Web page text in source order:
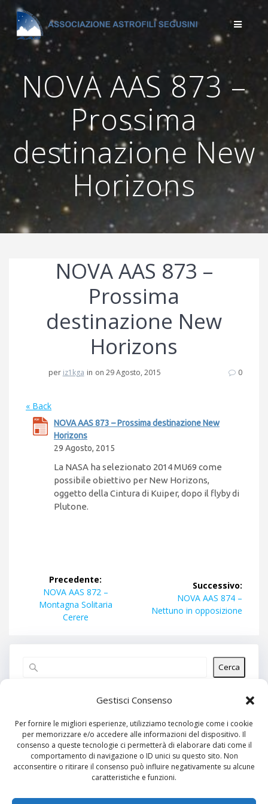
Gestisci Consenso
Per fornire le migliori esperienze, utilizziamo tecnologie come i cookie
per memorizzare e/o accedere alle informazioni del dispositivo. Il
consenso a queste tecnologie ci permetterà di elaborare dati come il
comportamento di navigazione o ID unici su questo sito. Non
acconsentire o ritirare il consenso può influire negativamente su alcune
caratteristiche e funzioni.
Salta
al
contenuto
NOVA AAS 873 –
Prossima
destinazione New
Horizons
NOVA AAS 873 –
Prossima
destinazione New
Horizons
per iz1kga in on 29 Agosto, 2015 0
« Back
NOVA AAS 873 – Prossima destinazione New
Horizons
29 Agosto, 2015
La NASA ha selezionato 2014 MU69 come
possibile obiettivo per New Horizons,
oggetto della Cintura di Kuiper, dopo il flyby di
Plutone.
Navigazione
articoli
Precedente:
Articolo
precedente:
NOVA AAS 872 –
Montagna Solitaria
Cerere
Successivo:
Articolo
successivo:
NOVA AAS 874 –
Nettuno in opposizione
Cerca
Articoli recenti
Commenti recenti
Nessun commento da mostrare.